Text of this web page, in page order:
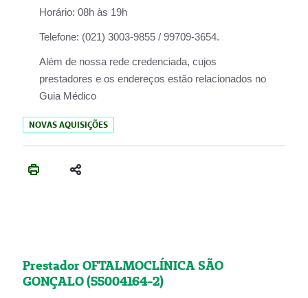
Horário: 08h às 19h
Telefone: (021) 3003-9855 / 99709-3654.
Além de nossa rede credenciada, cujos
prestadores e os endereços estão relacionados no
Guia Médico
NOVAS AQUISIÇÕES
Prestador OFTALMOCLÍNICA SÃO
GONÇALO (55004164-2)